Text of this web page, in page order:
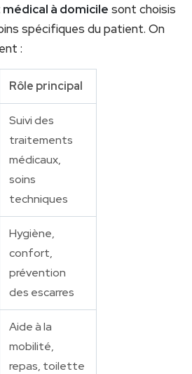
à domicile sont choisis
spécifiques du patient. On
:
Rôle principal
Suivi des
traitements
médicaux,
soins
techniques
Hygiène,
confort,
prévention
des escarres
Aide à la
mobilité,
repas, toilette